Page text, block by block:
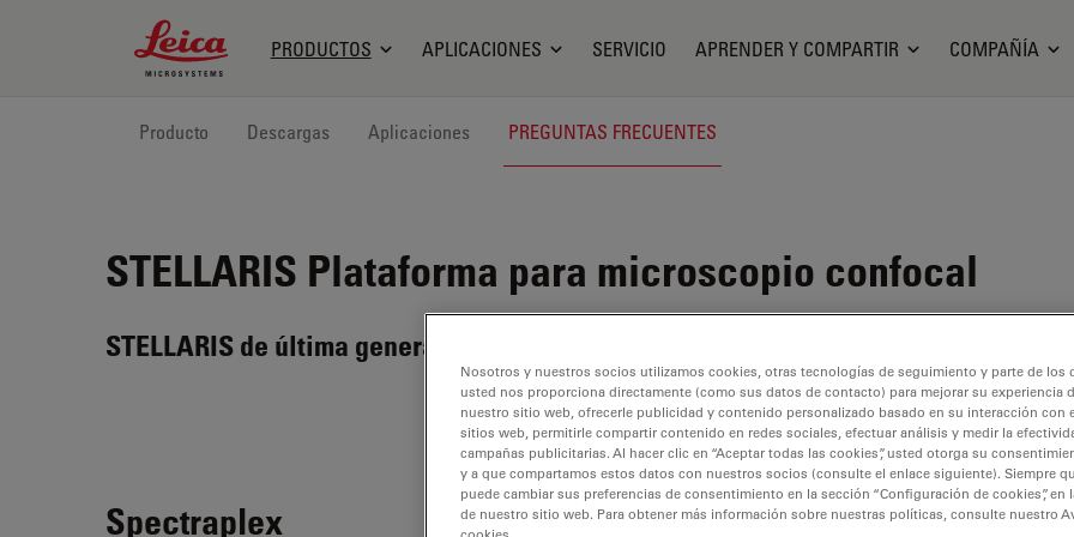
Leica Microsystems Logo
PRODUCTOS APLICACIONES SERVICIO APRENDER Y COMPARTIR COMPAÑÍA
Producto Descargas Aplicaciones PREGUNTAS FRECUENTES
STELLARIS Plataforma para microscopio confocal
STELLARIS de última generación. Su camino rápido hacia una investigación
Spectraplex
Nosotros y nuestros socios utilizamos cookies, otras tecnologías de seguimiento y parte de los
usted nos proporciona directamente (como sus datos de contacto) para mejorar su experiencia
nuestro sitio web, ofrecerle publicidad y contenido personalizado basado en su interacción con
sitios web, permitirle compartir contenido en redes sociales, efectuar análisis y medir la
campañas publicitarias. Al hacer clic en “Aceptar todas las cookies”, usted otorga su
y a que compartamos estos datos con nuestros socios (consulte el enlace siguiente). Siempre
puede cambiar sus preferencias de consentimiento en la sección “Configuración de cookies”, en
de nuestro sitio web. Para obtener más información sobre nuestras políticas, consulte nuestro